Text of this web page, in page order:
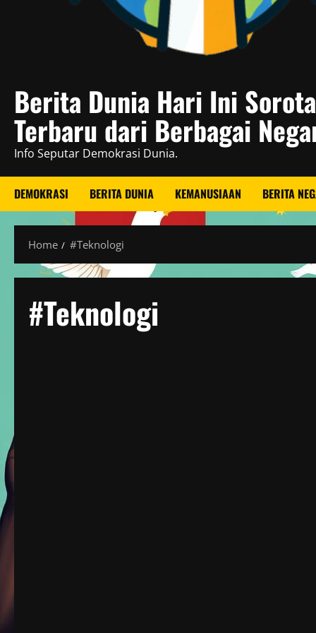
Berita Dunia Hari Ini
Terbaru dari Berbagai
Info Seputar Demokrasi Dunia.
DEMOKRASI BERITA DUNIA KEMANUSIAAN BERITA
Home #Teknologi
#Teknologi